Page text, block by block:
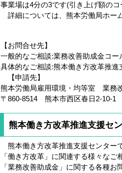
事業場は4分の3です(引き上げ額の
詳細については、熊本労働局ホー
【お問合せ先】
一般的なご相談:業務改善助成金コ
具体的なご相談:熊本働き方改革推進
【申請先】
熊本労働局雇用環境・均等室 業務
〒860-8514 熊本市西区春日2-10-1
熊本働き方改革推進支援セ
熊本働き方改革推進支援センター
「働き方改革」に関連する様々なご
「業務改善助成金」に関する各種お